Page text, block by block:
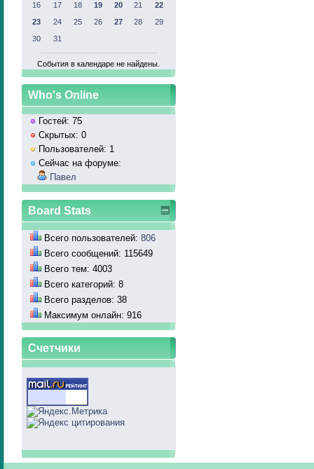
16
17 18 19 20 21
22
23
24 25 26 27 28
29
30
31
События в календаре не найдены.
Who's Online
Гостей: 75
Скрытых: 0
Пользователей: 1
Сейчас на форуме:
Павел
Board Stats
Всего пользователей: 806
Всего сообщений: 115649
Всего тем: 4003
Всего категорий: 8
Всего разделов: 38
Максимум онлайн: 916
Счетчики